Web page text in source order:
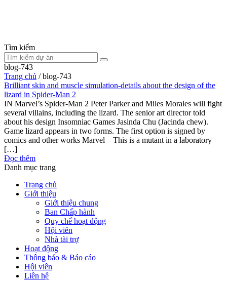
Tìm kiếm
blog-743
Trang chủ /blog-743
Brilliant skin and muscle simulation-details about the design of the
lizard in Spider-Man 2
IN Marvel’s Spider-Man 2 Peter Parker and Miles Morales will fight
several villains, including the lizard. The senior art director told
about his design Insomniac Games Jasinda Chu (Jacinda chew).
Game lizard appears in two forms. The first option is signed by
comics and other works Marvel – This is a mutant in a laboratory
[…]
Đọc thêm
Danh mục trang
Trang chủ
Giới thiệu
Giới thiệu chung
Ban Chấp hành
Quy chế hoạt động
Hội viên
Nhà tài trợ
Hoạt động
Thông báo & Báo cáo
Hội viên
Liên hệ